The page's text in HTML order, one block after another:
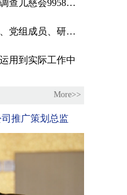
民政部派驻儿慈会工作组：正调查儿慈会9958项目河南“救助站”负责人雷某涉嫌职务犯罪
武力 当代中国研究所副所长、党组成员、研究员
用到实际工作中
More>>
推广策划总监